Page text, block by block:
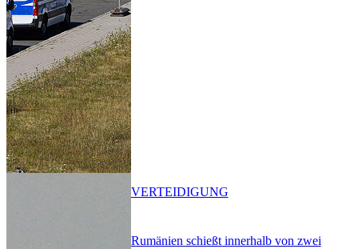
Rumänien schießt innerhalb von zwei
VERTEIDIGUNG